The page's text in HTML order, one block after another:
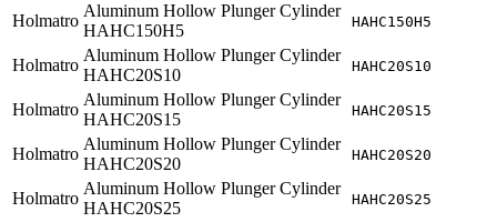
Holmatro
Aluminum Hollow Plunger Cylinder
HAHC150H5
HAHC150H5
Holmatro
Aluminum Hollow Plunger Cylinder
HAHC20S10
HAHC20S10
Holmatro
Aluminum Hollow Plunger Cylinder
HAHC20S15
HAHC20S15
Holmatro
Aluminum Hollow Plunger Cylinder
HAHC20S20
HAHC20S20
Holmatro
Aluminum Hollow Plunger Cylinder
HAHC20S25
HAHC20S25